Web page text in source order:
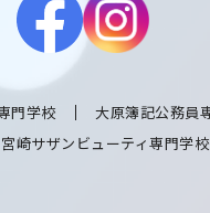
門学校 大原簿記公務員
宮崎サザンビューティ専門学校